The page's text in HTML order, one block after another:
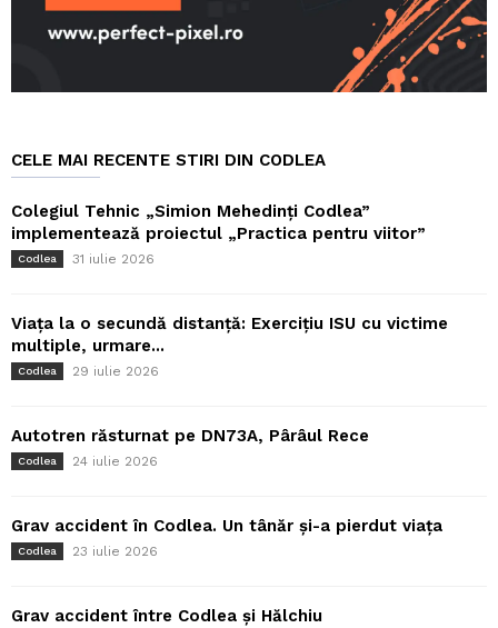
CELE MAI RECENTE STIRI DIN CODLEA
Colegiul Tehnic „Simion Mehedinți Codlea”
implementează proiectul „Practica pentru viitor”
Codlea 31 iulie 2026
Viața la o secundă distanță: Exercițiu ISU cu victime
multiple, urmare...
Codlea 29 iulie 2026
Autotren răsturnat pe DN73A, Pârâul Rece
Codlea 24 iulie 2026
Grav accident în Codlea. Un tânăr și-a pierdut viața
Codlea 23 iulie 2026
Grav accident între Codlea și Hălchiu